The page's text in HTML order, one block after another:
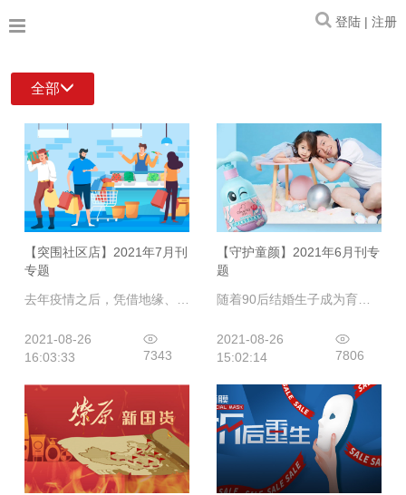
登陆 | 注册
全部
【突围社区店】2021年7月刊
专题
2021-08-26
16:03:33
7343
【守护童颜】2021年6月刊专
题
2021-08-26
15:02:14
7806